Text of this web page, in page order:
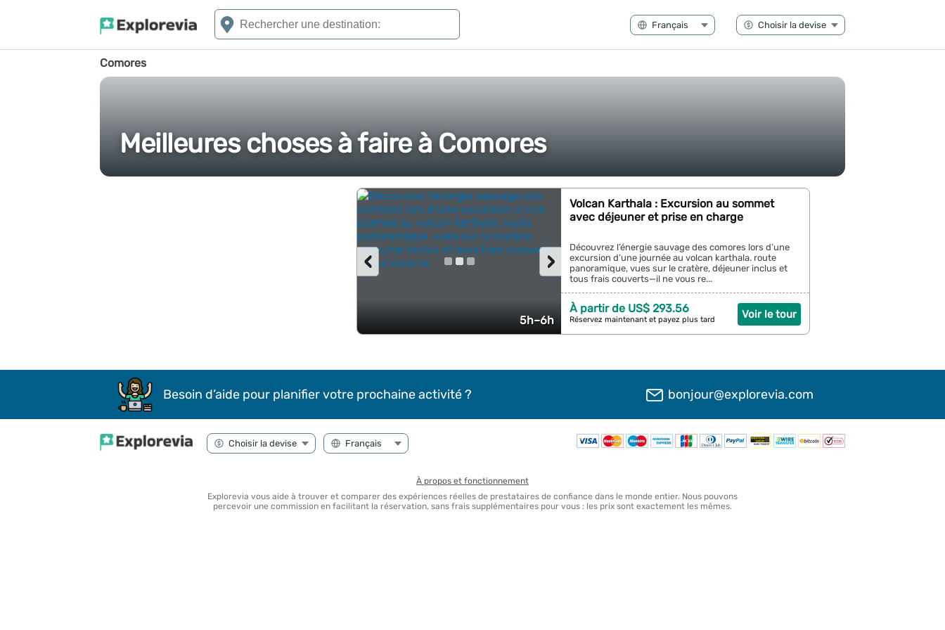
Comores
Meilleures choses à faire à Comores
5h–6h
›
‹
Volcan Karthala : Excursion au sommet
avec déjeuner et prise en charge
Découvrez l’énergie sauvage des comores lors d’une
excursion d’une journée au volcan karthala. route
panoramique, vues sur le cratère, déjeuner inclus et
tous frais couverts—il ne vous re...
Voir le tour
À partir de US$ 293.56
Réservez maintenant et payez plus tard
Besoin d’aide pour planifier votre prochaine activité ? bonjour@explorevia.com
À propos et fonctionnement
Explorevia vous aide à trouver et comparer des expériences réelles de prestataires de confiance dans le monde entier. Nous pouvons
percevoir une commission en facilitant la réservation, sans frais supplémentaires pour vous : les prix sont exactement les mêmes.